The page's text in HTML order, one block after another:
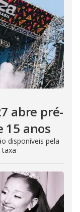
abre pré-
15 anos
disponíveis pela